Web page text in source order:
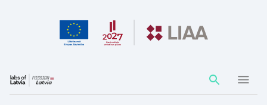
Darbības
elementi